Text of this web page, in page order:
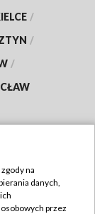
/
/
/
na
danych,
przez